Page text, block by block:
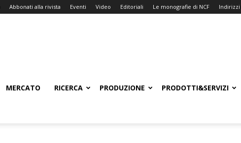
Abbonati alla rivista Eventi Video Editoriali Le monografie di NCF
MERCATO RICERCA PRODUZIONE PRODOTTI&SERVIZI